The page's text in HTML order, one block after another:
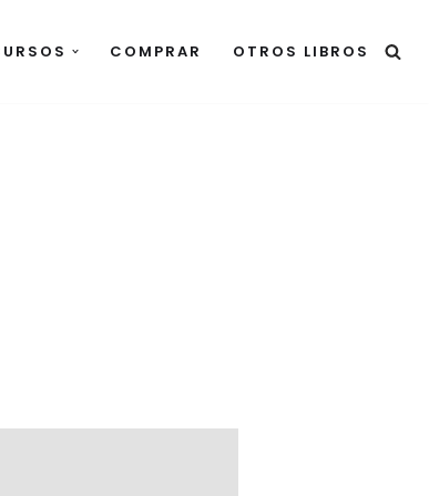
COMPRAR OTROS LIBROS